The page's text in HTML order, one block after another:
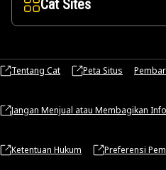
Cat Sites
Tentang Cat Peta Situs
Jangan Menjual atau Membagikan
Ketentuan Hukum Preferensi